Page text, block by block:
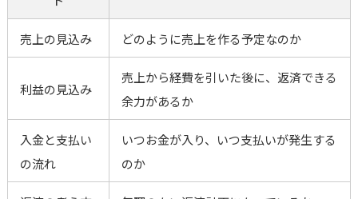
売上の見込み どのように売上を作る予定なのか
利益の見込み
売上から経費を引いた後に、返済できる
余力があるか
入金と支払い
の流れ
いつお金が入り、いつ支払いが発生する
のか